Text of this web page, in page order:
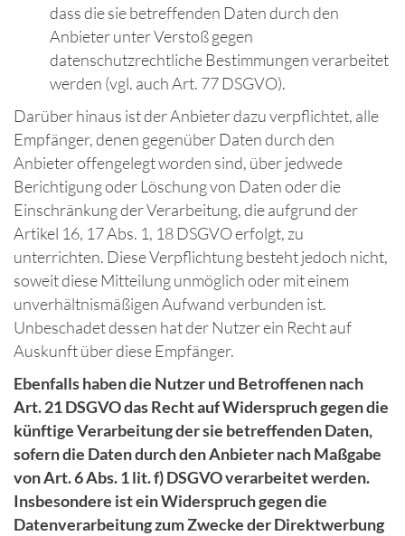
dass die sie betreffenden Daten durch den
Anbieter unter Verstoß gegen
datenschutzrechtliche Bestimmungen verarbeitet
werden (vgl. auch Art. 77 DSGVO).
Darüber hinaus ist der Anbieter dazu verpflichtet, alle
Empfänger, denen gegenüber Daten durch den
Anbieter offengelegt worden sind, über jedwede
Berichtigung oder Löschung von Daten oder die
Einschränkung der Verarbeitung, die aufgrund der
Artikel 16, 17 Abs. 1, 18 DSGVO erfolgt, zu
unterrichten. Diese Verpflichtung besteht jedoch nicht,
soweit diese Mitteilung unmöglich oder mit einem
unverhältnismäßigen Aufwand verbunden ist.
Unbeschadet dessen hat der Nutzer ein Recht auf
Auskunft über diese Empfänger.
Ebenfalls haben die Nutzer und Betroffenen nach
Art. 21 DSGVO das Recht auf Widerspruch gegen die
künftige Verarbeitung der sie betreffenden Daten,
sofern die Daten durch den Anbieter nach Maßgabe
von Art. 6 Abs. 1 lit. f) DSGVO verarbeitet werden.
Insbesondere ist ein Widerspruch gegen die
Datenverarbeitung zum Zwecke der Direktwerbung